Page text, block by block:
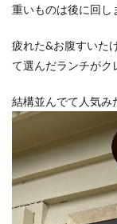
重いものは後に回し
疲れた&お腹すいた
て選んだランチがク
結構並んでて人気み